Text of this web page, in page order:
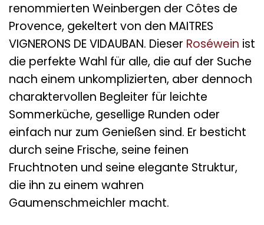
renommierten Weinbergen der Côtes de
Provence, gekeltert von den MAITRES
VIGNERONS DE VIDAUBAN. Dieser Roséwein ist
die perfekte Wahl für alle, die auf der Suche
nach einem unkomplizierten, aber dennoch
charaktervollen Begleiter für leichte
Sommerküche, gesellige Runden oder
einfach nur zum Genießen sind. Er besticht
durch seine Frische, seine feinen
Fruchtnoten und seine elegante Struktur,
die ihn zu einem wahren
Gaumenschmeichler macht.